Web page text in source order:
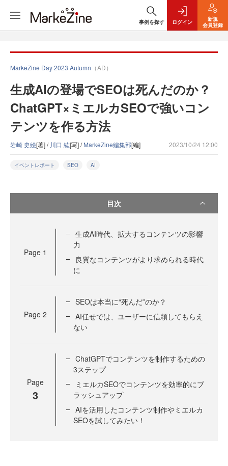
事例を探す ログイン
新規
会員登録
MarkeZine Day 2023 Autumn （AD）
生成AIの登場でSEOは死んだのか？
ChatGPT×ミエルカSEOで強いコン
テンツを作る方法
岩崎 史絵[著] / 川口 紘[写] /MarkeZine編集部[編] 2023/10/24 12:00
イベントレポート SEO AI
目次
Page 1
生成AI時代、拡大するコンテンツの影響
力
良質なコンテンツがより求められる時代
に
Page 2
SEOは本当に“死んだ”のか？
AI任せでは、ユーザーに信頼してもらえ
ない
Page
3
ChatGPTでコンテンツを制作するための
3ステップ
ミエルカSEOでコンテンツを効率的にブ
ラッシュアップ
AIを活用したコンテンツ制作やミエルカ
SEOを試してみたい！